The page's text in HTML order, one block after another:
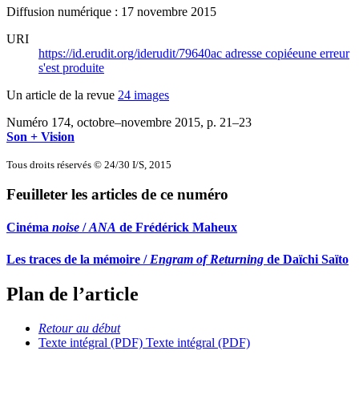
Diffusion numérique : 17 novembre 2015
URI
https://id.erudit.org/iderudit/79640ac adresse copiéeune erreur
s'est produite
Un article de la revue 24 images
Numéro 174, octobre–novembre 2015, p. 21–23
Son + Vision
Tous droits réservés © 24/30 I/S, 2015
Feuilleter les articles de ce numéro
Cinéma noise /ANA de Frédérick Maheux
Les traces de la mémoire / Engram of Returning de Daïchi Saïto
Plan de l’article
Retour au début
Texte intégral (PDF) Texte intégral (PDF)